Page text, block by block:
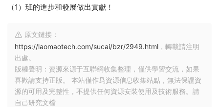
（1）班的進步和發展做出貢獻！
原文鏈接：
https://laomaotech.com/sucai/bzr/2949.html ，轉載請注明
出處。
版權聲明：資源來源于互聯網收集整理，僅供學習交流，如果
喜歡請支持正版。 本站僅作爲資源信息收集站點，無法保證資
源的可用及完整性，不提供任何資源安裝使用及技術服務。請
自己研究文檔